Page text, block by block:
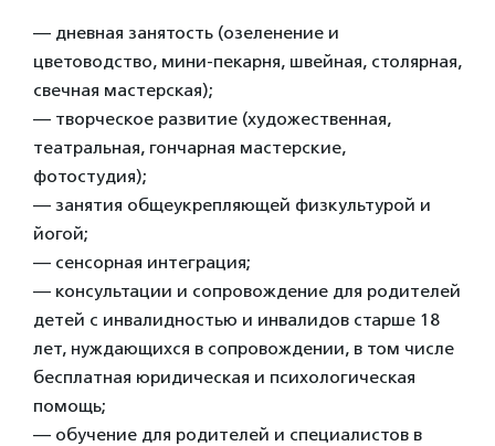
— дневная занятость (озеленение и
цветоводство, мини-пекарня, швейная, столярная,
свечная мастерская);
— творческое развитие (художественная,
театральная, гончарная мастерские,
фотостудия);
— занятия общеукрепляющей физкультурой и
йогой;
— сенсорная интеграция;
— консультации и сопровождение для родителей
детей с инвалидностью и инвалидов старше 18
лет, нуждающихся в сопровождении, в том числе
бесплатная юридическая и психологическая
помощь;
— обучение для родителей и специалистов в